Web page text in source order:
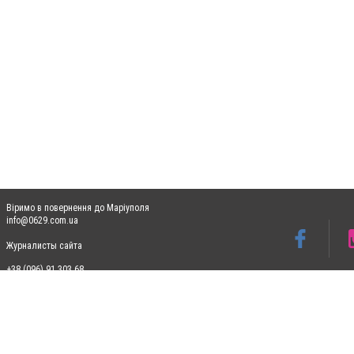
Віримо в повернення до Маріуполя
info@0629.com.ua
Журналисты сайта
+38 (096) 91 303 68